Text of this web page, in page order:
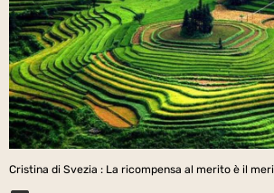
Cristina di Svezia : La ricompensa al merito è il